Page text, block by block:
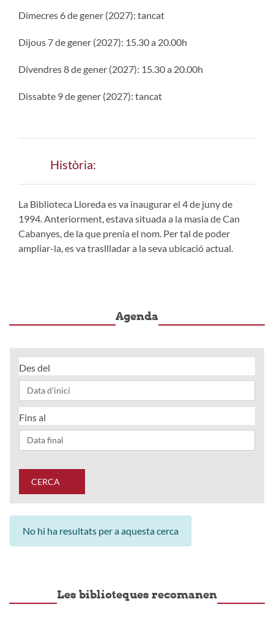
Dimecres 6 de gener (2027): tancat
Dijous 7 de gener (2027): 15.30 a 20.00h
Divendres 8 de gener (2027): 15.30 a 20.00h
Dissabte 9 de gener (2027): tancat
Història:
La Biblioteca Lloreda es va inaugurar el 4 de juny de
1994. Anteriorment, estava situada a la masia de Can
Cabanyes, de la que prenia el nom. Per tal de poder
ampliar-la, es va trasllladar a la seva ubicació actual.
Agenda
Des del
Fins al
CERCA
No hi ha resultats per a aquesta cerca
Les biblioteques recomanen